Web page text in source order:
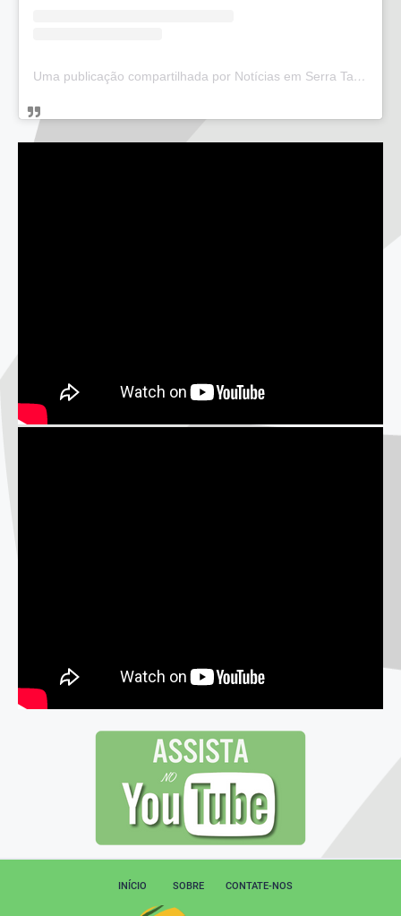
Uma publicação compartilhada por Notícias em Serra Talhada (@bloglucianarego)
INÍCIO SOBRE CONTATE-NOS